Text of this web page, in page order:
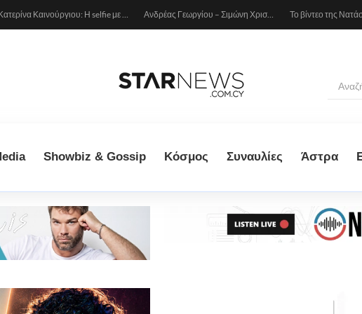
Κατερίνα Καινούργιου: Η selfie με μπλε μαγιό κάτω από τον ήλιο – Η λεπτομέρεια που λατρέψαμε (φωτογραφία) Ανδρέας Γεωργίου – Σιμώνη Χριστοδούλου: Ερωτευμένοι στο Μιλάνο!
Showbiz & Gossip Κόσμος Συναυλίες Άστρα